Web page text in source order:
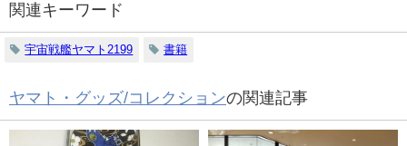
関連キーワード
宇宙戦艦ヤマト2199 書籍
ヤマト・グッズ/コレクションの関連記事